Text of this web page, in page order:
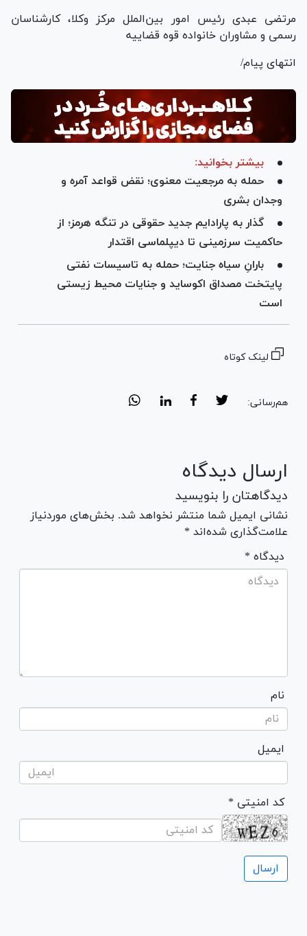
مرتضی عبدی رئیس امور بین‌الملل مرکز وکلا، کارشناسان
رسمی و مشاوران خانواده قوه قضاییه
انتهای پیام/
بیشتر بخوانید:
حمله به مرجعیت معنوی؛ نقض قواعد آمره و
وجدان بشری
گذار به پارادایم جدید حقوقی در تنگه هرمز؛ از
حاکمیت سرزمینی تا دیپلماسی اقتدار
بارانِ سیاه جنایت؛ حمله به تاسیسات نفتی
پایتخت مصداق اکوساید و جنایات محیط زیستی
است
لینک کوتاه
هم‌رسانی:
ارسال دیدگاه
دیدگاهتان را بنویسید
نشانی ایمیل شما منتشر نخواهد شد. بخش‌های موردنیاز
علامت‌گذاری شده‌اند *
* دیدگاه
نام
ایمیل
* کد امنیتی